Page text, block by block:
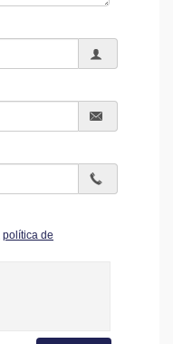
política de